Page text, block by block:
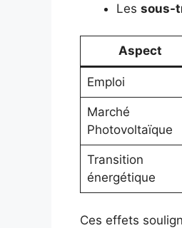
Les sous-
Aspect
Emploi
Marché
Photovoltaïque
Transition
énergétique
Ces effets